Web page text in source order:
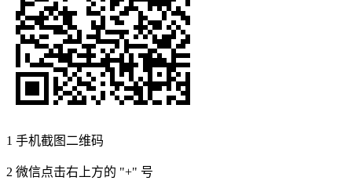
1 手机截图二维码
2 微信点击右上方的 "+" 号